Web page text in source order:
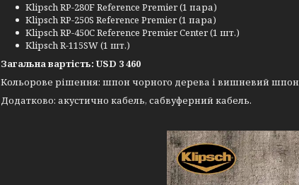
Klipsch RP-280F Reference Premier (1 пара)
Klipsch RP-250S Reference Premier (1 пара)
Klipsch RP-450C Reference Premier Center (1 шт.)
Klipsch R-115SW (1 шт.)
Загальна вартість: USD 3 460
Кольорове рішення: шпон чорного дерева і вишневий шпон
Додатково: акустично кабель, сабвуферний кабель.